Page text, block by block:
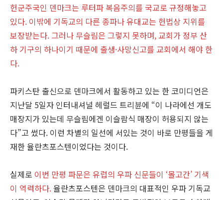
헌군주국인 덴마크는 루터파 복음주의를 국교로 규정해놓고
있다. 이밖에 기독교의 다른 종파나 유대교는 헌법상 지위를
보장받는다. 그러나 무슬림은 그렇지 못하며, 교회가 정부 산
하 기구의 하나이기 때문에 출생·사망신고를 교회에서 해야 한
다.
파키스탄 출신으로 덴마크에서 활동하고 있는 한 코미디언은
지난달 5일자 인터내셔널 헤럴드 트리뷴에 “이 나라에선 개도
매장지가 있는데 무슬림에겐 이슬람식 매장이 허용되지 않는
다”고 썼다. 이런 차별의 일선에 서있는 것이 바로 만평들을 게
재한 율란츠포스텐이었다는 것이다.
실제로 이번 만평 파문은 유럽의 우파 신문들이 ‘몰고간’ 기색
이 역력하다.율란츠포스텐은 덴마크의 대표적인 우파 기독교